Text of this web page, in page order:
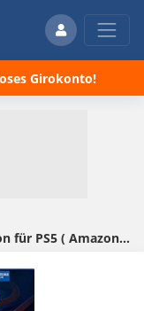
Girokonto!
( Amazon Prime )